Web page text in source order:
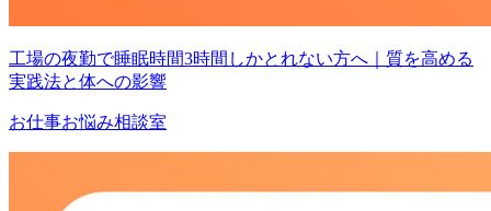
工場の夜勤で睡眠時間3時間しかとれない方へ｜質を高める
実践法と体への影響
お仕事お悩み相談室